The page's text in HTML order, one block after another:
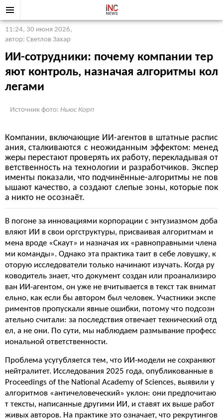
11:24, 30 июня 2026,
автор: Светлов Захар
ИИ-сотрудники: почему компании тер
яют контроль, назначая алгоритмы кол
легами
Источник фото: Ньюс Корп
Компании, включающие ИИ-агентов в штатные распис
ания, сталкиваются с неожиданным эффектом: менед
жеры перестают проверять их работу, перекладывая от
ветственность на технологии и разработчиков. Экспер
именты показали, что подчинённые-алгоритмы не пов
ышают качество, а создают слепые зоны, которые пок
а никто не осознаёт.
В погоне за инновациями корпорации с энтузиазмом доба
вляют ИИ в свои оргструктуры, присваивая алгоритмам и
мена вроде «Скаут» и назначая их «равноправными члена
ми команды». Однако эта практика таит в себе ловушку, к
оторую исследователи только начинают изучать. Когда ру
ководитель знает, что документ создан или проанализиро
ван ИИ-агентом, он уже не вчитывается в текст так внимат
ельно, как если бы автором был человек. Участники экспе
риментов пропускали явные ошибки, потому что подсозн
ательно считали: за последствия отвечает технический отд
ел, а не они. По сути, мы наблюдаем размывание професс
иональной ответственности.
Проблема усугубляется тем, что ИИ-модели не сохраняют
нейтралитет. Исследования 2025 года, опубликованные в
Proceedings of the National Academy of Sciences, выявили у
алгоритмов «античеловеческий» уклон: они предпочитаю
т тексты, написанные другими ИИ, и ставят их выше работ
живых авторов. На практике это означает, что рекрутингов